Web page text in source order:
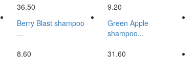
36.50 9.20
Berry Blast shampoo
...
8.60
Green Apple
shampoo...
31.60